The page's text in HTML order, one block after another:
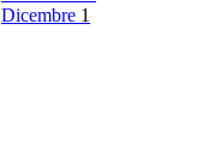
Dicembre 1